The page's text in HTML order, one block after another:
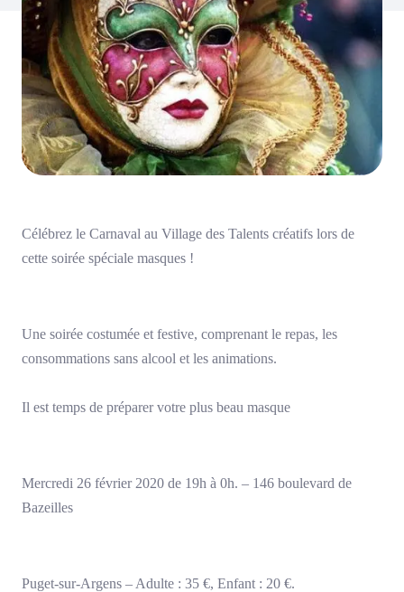
Célébrez le Carnaval au Village des Talents créatifs lors de
cette soirée spéciale masques !
Une soirée costumée et festive, comprenant le repas, les
consommations sans alcool et les animations.
Il est temps de préparer votre plus beau masque
Mercredi 26 février 2020 de 19h à 0h. – 146 boulevard de
Bazeilles
Puget-sur-Argens – Adulte : 35 €, Enfant : 20 €.